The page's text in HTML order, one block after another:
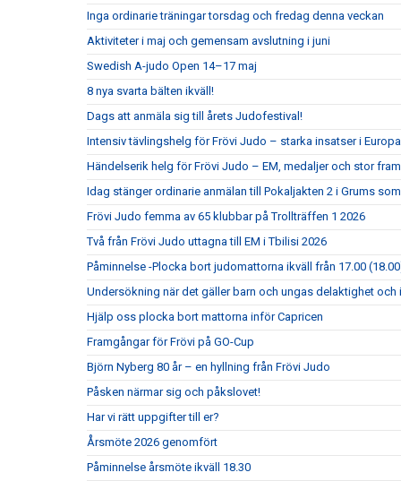
Inga ordinarie träningar torsdag och fredag denna veckan
Aktiviteter i maj och gemensam avslutning i juni
Swedish A-judo Open 14–17 maj
8 nya svarta bälten ikväll!
Dags att anmäla sig till årets Judofestival!
Intensiv tävlingshelg för Frövi Judo – starka insatser i
Händelserik helg för Frövi Judo – EM, medaljer och stor
Idag stänger ordinarie anmälan till Pokaljakten 2 i Grums
Frövi Judo femma av 65 klubbar på Trollträffen 1 2026
Två från Frövi Judo uttagna till EM i Tbilisi 2026
Påminnelse -Plocka bort judomattorna ikväll från 17.00
Undersökning när det gäller barn och ungas delaktighet och
Hjälp oss plocka bort mattorna inför Capricen
Framgångar för Frövi på GO-Cup
Björn Nyberg 80 år – en hyllning från Frövi Judo
Påsken närmar sig och påkslovet!
Har vi rätt uppgifter till er?
Årsmöte 2026 genomfört
Påminnelse årsmöte ikväll 18.30